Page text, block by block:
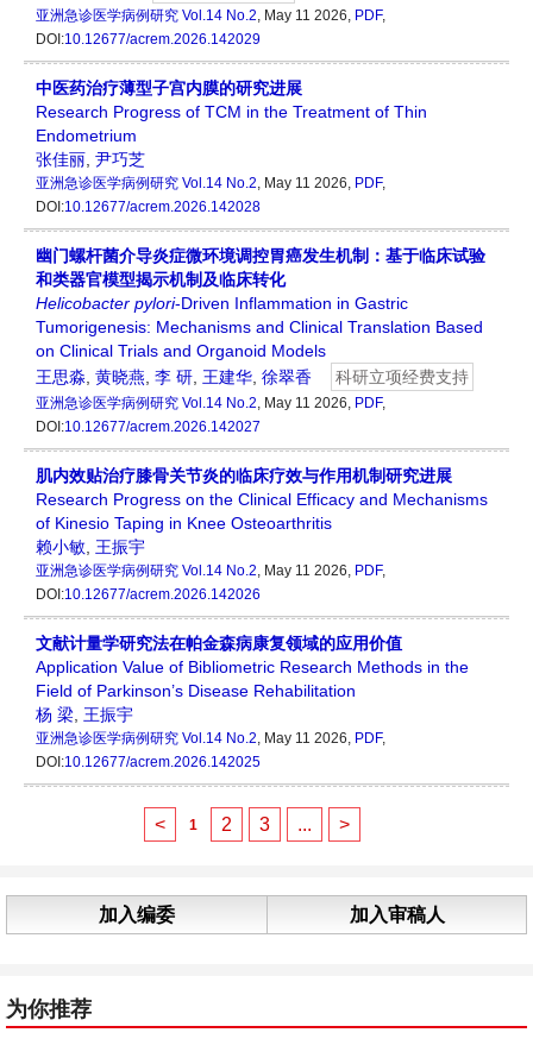
亚洲急诊医学病例研究 Vol.14 No.2, May 11 2026, PDF,
DOI:10.12677/acrem.2026.142029
中医药治疗薄型子宫内膜的研究进展
Research Progress of TCM in the Treatment of Thin
Endometrium
张佳丽 尹巧芝
亚洲急诊医学病例研究 Vol.14 No.2, May 11 2026, PDF,
DOI:10.12677/acrem.2026.142028
幽门螺杆菌介导炎症微环境调控胃癌发生机制：基于临床试验
和类器官模型揭示机制及临床转化
Helicobacter pylori-Driven Inflammation in Gastric
Tumorigenesis: Mechanisms and Clinical Translation Based
on Clinical Trials and Organoid Models
王思淼 黄晓燕 李 研 王建华 徐翠香 科研立项经费支持
亚洲急诊医学病例研究 Vol.14 No.2, May 11 2026, PDF,
DOI:10.12677/acrem.2026.142027
肌内效贴治疗膝骨关节炎的临床疗效与作用机制研究进展
Research Progress on the Clinical Efficacy and Mechanisms
of Kinesio Taping in Knee Osteoarthritis
赖小敏 王振宇
亚洲急诊医学病例研究 Vol.14 No.2, May 11 2026, PDF,
DOI:10.12677/acrem.2026.142026
文献计量学研究法在帕金森病康复领域的应用价值
Application Value of Bibliometric Research Methods in the
Field of Parkinson’s Disease Rehabilitation
杨 梁 王振宇
亚洲急诊医学病例研究 Vol.14 No.2, May 11 2026, PDF,
DOI:10.12677/acrem.2026.142025
< 1 2 3 ... >
加入编委 加入审稿人
为你推荐